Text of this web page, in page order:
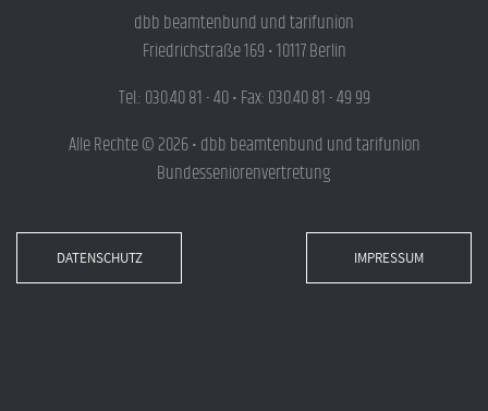
dbb beamtenbund und tarifunion
Friedrichstraße 169 • 10117 Berlin
Tel.: 030.40 81 - 40 • Fax: 030.40 81 - 49 99
Alle Rechte © 2026 • dbb beamtenbund und tarifunion
Bundesseniorenvertretung
DATENSCHUTZ IMPRESSUM